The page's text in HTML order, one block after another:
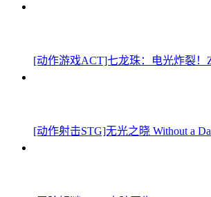
[动作游戏ACT]七龙珠：电光炸裂！
[动作射击STG]无光之晓 Without a